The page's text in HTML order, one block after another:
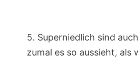
5. Superniedlich sind
zumal es so aussieht, als